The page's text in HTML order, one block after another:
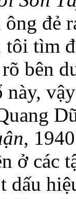
đẻ
tôi tìm
rõ bên
này,
,
ở các
dấu